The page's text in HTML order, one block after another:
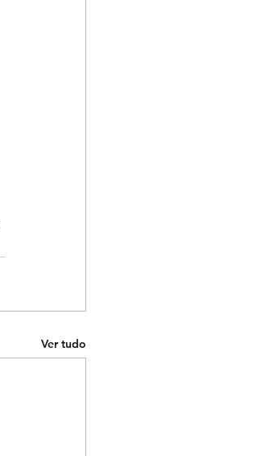
Ver tudo